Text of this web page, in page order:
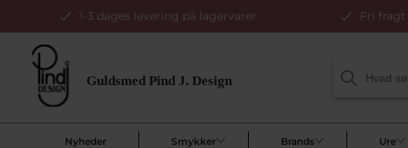
1-3 dages levering på lagervarer Fri fragt
Nyheder Smykker Brands Ure